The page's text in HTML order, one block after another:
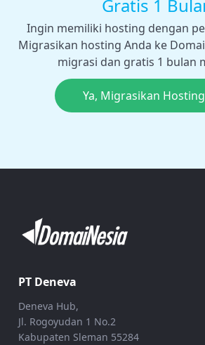
Gratis 1
Ingin memiliki hosting dengan
Migrasikan hosting Anda ke
migrasi dan gratis 1 bulan
Ya, Migrasikan
PT Deneva
Deneva Hub,
Jl. Rogoyudan 1 No.2
Kabupaten Sleman 55284